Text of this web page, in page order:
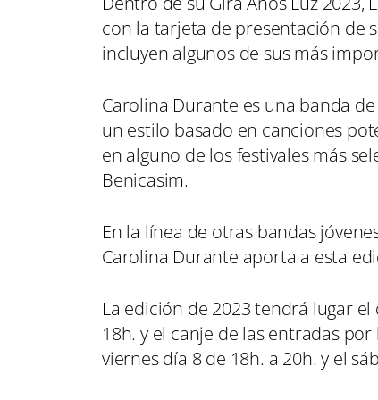
con la tarjeta de presentación de
incluyen algunos de sus más
Carolina Durante es una banda
un estilo basado en canciones
en alguno de los festivales más
Benicasim.
En la línea de otras bandas
Carolina Durante aporta a esta
La edición de 2023 tendrá lugar
18h. y el canje de las entradas
viernes día 8 de 18h. a 20h. y el